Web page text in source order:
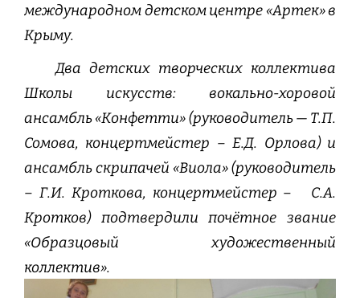
международном детском центре «Артек» в
Крыму.
Два детских творческих коллектива
Школы искусств: вокально-хоровой
ансамбль «Конфетти» (руководитель — Т.П.
Сомова, концертмейстер – Е.Д. Орлова) и
ансамбль скрипачей «Виола» (руководитель
– Г.И. Кроткова, концертмейстер – С.А.
Кротков) подтвердили почётное звание
«Образцовый художественный
коллектив».